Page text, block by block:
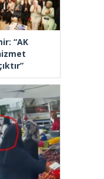
“AK